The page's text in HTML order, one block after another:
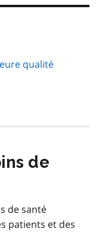
qualité
de
de santé
patients et des